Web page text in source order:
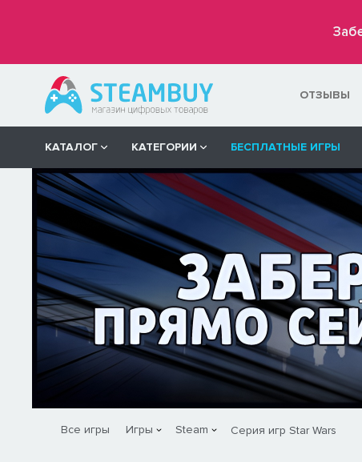
ОТЗЫВЫ
КАТАЛОГ КАТЕГОРИИ БЕСПЛАТНЫЕ ИГРЫ
Все игры Игры Steam Серия игр Star Wars